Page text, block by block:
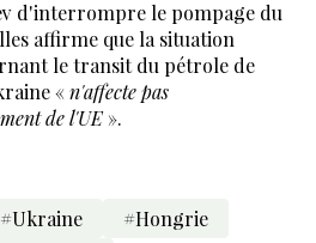
d'interrompre le pompage du
affirme que la situation
le transit du pétrole de
«n'affecte pas
de l'UE».
#Ukraine
#Hongrie